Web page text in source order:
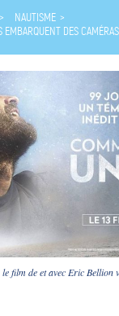
NAUTISME
EMBARQUENT DES
film de et avec Eric Bellion